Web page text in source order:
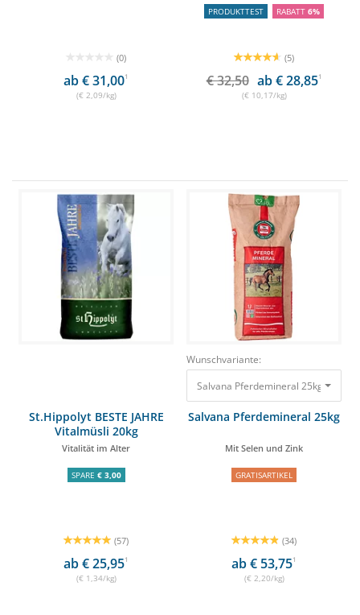
(0)
ab € 31,001
(€ 2,09/kg)
PRODUKTTEST
RABATT 6%
(5)
€ 32,50 ab € 28,851
(€ 10,17/kg)
St.Hippolyt BESTE JAHRE
Vitalmüsli 20kg
Vitalität im Alter
SPARE € 3,00
(57)
ab € 25,951
(€ 1,34/kg)
Wunschvariante:
Salvana Pferdemineral 25kg
Mit Selen und Zink
GRATISARTIKEL
(34)
ab € 53,751
(€ 2,20/kg)